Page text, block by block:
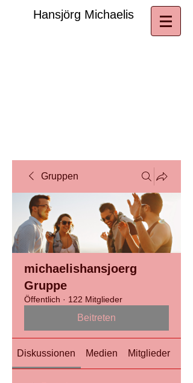
​Hansjörg Michaelis
Gruppen
michaelishansjoerg
Gruppe
Öffentlich · 122 Mitglieder
Beitreten
Diskussionen Medien Mitglieder